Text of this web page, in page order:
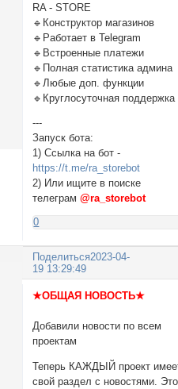
RA - STORE
🔹Конструктор магазинов
🔹Работает в Telegram
🔹Встроенные платежи
🔹Полная статистика админа
🔹Любые доп. функции
🔹Круглосуточная поддержка
---
Запуск бота:
1) Ссылка на бот -
https://t.me/ra_storebot
2) Или ищите в поиске
телеграм@ra_storebot
0
Поделиться2023-04-
19 13:29:49
★ОБЩАЯ НОВОСТЬ★
Добавили новости по всем
проектам
Теперь КАЖДЫЙ проект
свой раздел с новостями. Это